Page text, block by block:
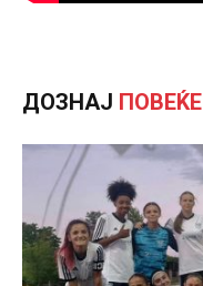
ДОЗНАЈ ПОВЕЌЕ